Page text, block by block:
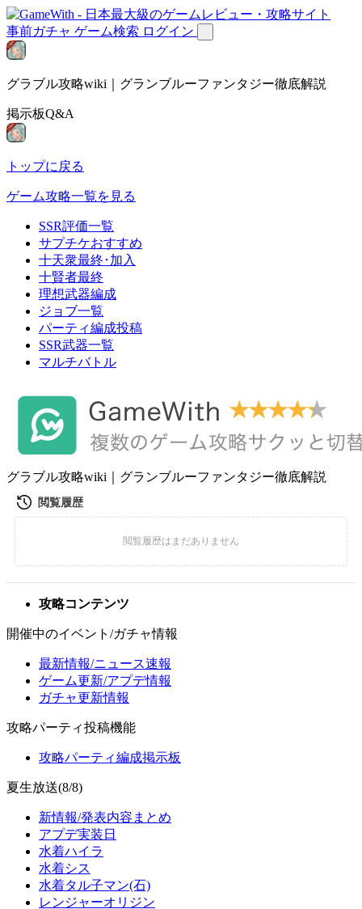
事前ガチャ ゲーム検索 ログイン
グラブル攻略wiki｜グランブルーファンタジー徹底解説
掲示板Q&A
トップに戻る
ゲーム攻略一覧を見る
SSR評価一覧
サプチケおすすめ
十天衆最終･加入
十賢者最終
理想武器編成
ジョブ一覧
パーティ編成投稿
SSR武器一覧
マルチバトル
グラブル攻略wiki｜グランブルーファンタジー徹底解説
攻略コンテンツ
開催中のイベント/ガチャ情報
最新情報/ニュース速報
ゲーム更新/アプデ情報
ガチャ更新情報
攻略パーティ投稿機能
攻略パーティ編成掲示板
夏生放送(8/8)
新情報/発表内容まとめ
アプデ実装日
水着ハイラ
水着シス
水着タル子マン(石)
レンジャーオリジン